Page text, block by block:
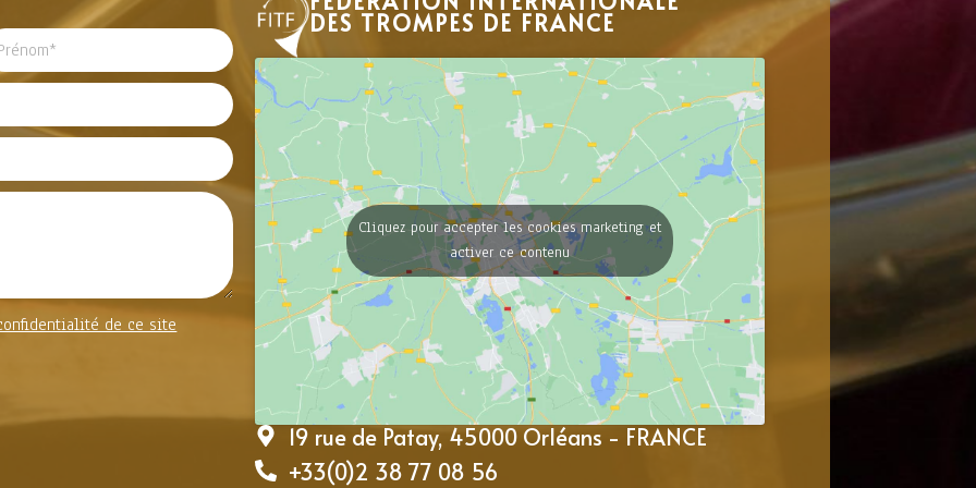
de ce site
DES TROMPES DE FRANCE
Cliquez pour accepter les cookies marketing et
activer ce contenu
19 rue de Patay, 45000 Orléans - FRANCE
+33(0)2 38 77 08 56